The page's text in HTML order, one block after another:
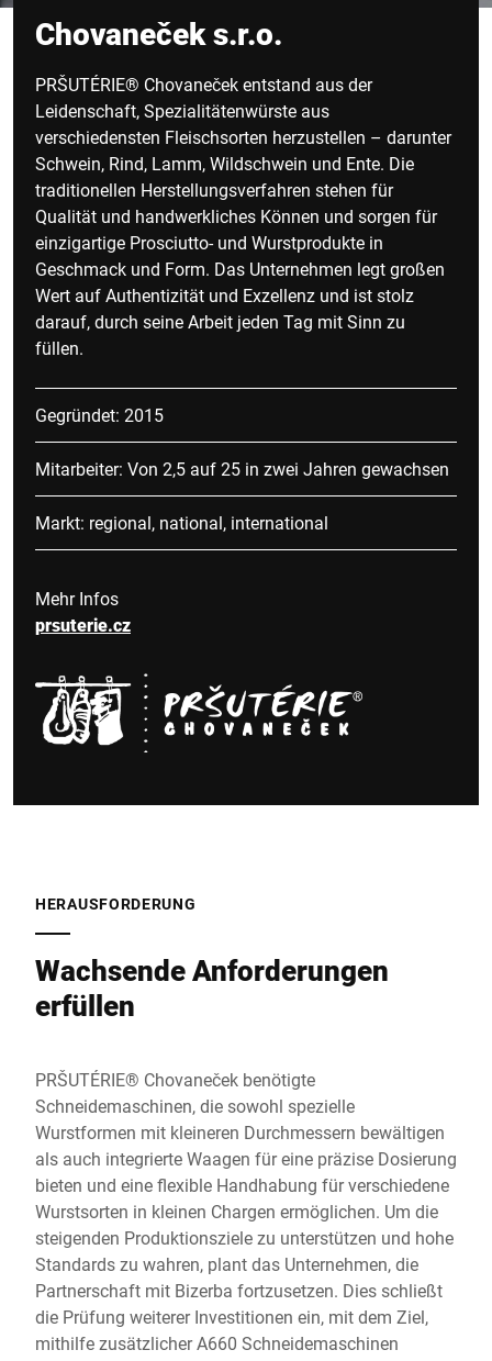
Chovaneček s.r.o.
PRŠUTÉRIE® Chovaneček entstand aus der
Leidenschaft, Spezialitätenwürste aus
verschiedensten Fleischsorten herzustellen – darunter
Schwein, Rind, Lamm, Wildschwein und Ente. Die
traditionellen Herstellungsverfahren stehen für
Qualität und handwerkliches Können und sorgen für
einzigartige Prosciutto- und Wurstprodukte in
Geschmack und Form. Das Unternehmen legt großen
Wert auf Authentizität und Exzellenz und ist stolz
darauf, durch seine Arbeit jeden Tag mit Sinn zu
füllen.
Gegründet: 2015
Mitarbeiter: Von 2,5 auf 25 in zwei Jahren gewachsen
Markt: regional, national, international
Mehr Infos
prsuterie.cz
HERAUSFORDERUNG
Wachsende Anforderungen
erfüllen
PRŠUTÉRIE® Chovaneček benötigte
Schneidemaschinen, die sowohl spezielle
Wurstformen mit kleineren Durchmessern bewältigen
als auch integrierte Waagen für eine präzise Dosierung
bieten und eine flexible Handhabung für verschiedene
Wurstsorten in kleinen Chargen ermöglichen. Um die
steigenden Produktionsziele zu unterstützen und hohe
Standards zu wahren, plant das Unternehmen, die
Partnerschaft mit Bizerba fortzusetzen. Dies schließt
die Prüfung weiterer Investitionen ein, mit dem Ziel,
mithilfe zusätzlicher A660 Schneidemaschinen